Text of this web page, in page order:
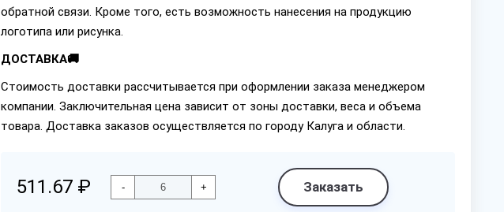
обратной связи. Кроме того, есть возможность нанесения на продукцию
логотипа или рисунка.
ДОСТАВКА🚚
Стоимость доставки рассчитывается при оформлении заказа менеджером
компании. Заключительная цена зависит от зоны доставки, веса и объема
товара. Доставка заказов осуществляется по городу Калуга и области.
511.67 ₽ - + Заказать